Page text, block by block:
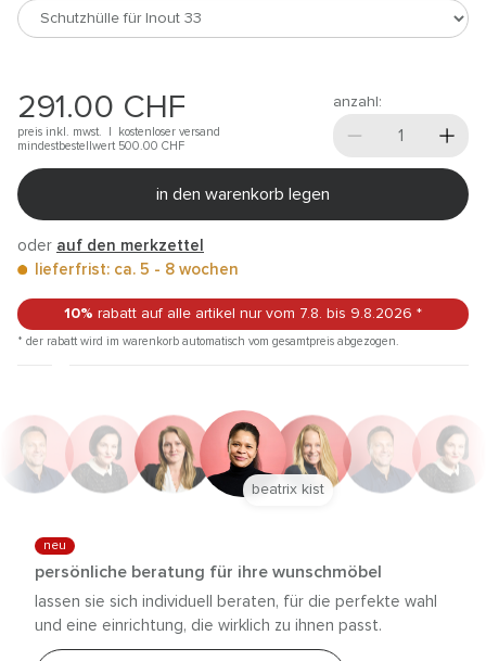
291.00 CHF
preis inkl. mwst. |
kostenloser versand
mindestbestellwert 500.00 CHF
anzahl:
in den warenkorb legen
oder auf den merkzettel
lieferfrist: ca. 5 - 8 wochen
10% rabatt auf alle artikel nur vom 7.8. bis 9.8.2026 *
* der rabatt wird im warenkorb automatisch vom gesamtpreis abgezogen.
neu
persönliche beratung für ihre wunschmöbel
lassen sie sich individuell beraten, für die perfekte wahl
und eine einrichtung, die wirklich zu ihnen passt.
beatrix kist